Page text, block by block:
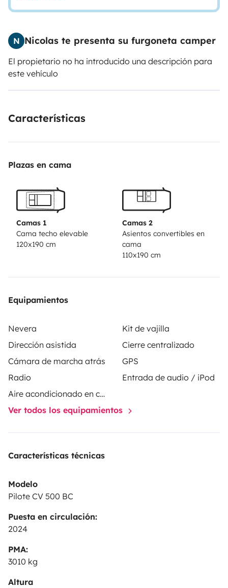
N Nicolas te presenta su furgoneta camper
El propietario no ha introducido una descripción para
este vehículo
Características
Plazas en cama
Camas 1
Cama techo elevable
120x190 cm
Camas 2
Asientos convertibles en
cama
110x190 cm
Equipamientos
Nevera
Kit de vajilla
Dirección asistida
Cierre centralizado
Cámara de marcha atrás
GPS
Radio
Entrada de audio / iPod
Aire acondicionado en cabina
Ver todos los equipamientos
Características técnicas
Modelo
Pilote CV 500 BC
Puesta en circulación:
2024
PMA:
3010 kg
Altura